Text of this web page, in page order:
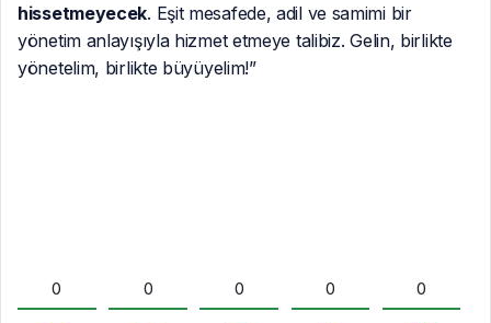
hissetmeyecek. Eşit mesafede, adil ve samimi bir
yönetim anlayışıyla hizmet etmeye talibiz. Gelin, birlikte
yönetelim, birlikte büyüyelim!”
0 0 0 0 0